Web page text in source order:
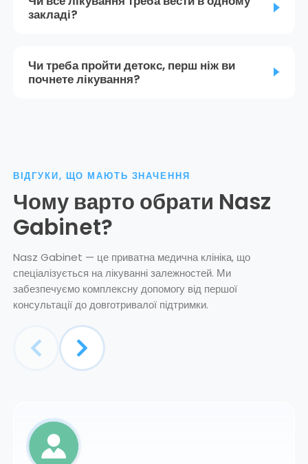
закладі?
Чи треба пройти детокс, перш ніж ви
почнете лікування?
ВІДГУКИ, ЩО МАЮТЬ ЗНАЧЕННЯ
Чому варто обрати Nasz
Gabinet?
Nasz Gabinet — це приватна медична клініка, що
спеціалізується на лікуванні залежностей. Ми
забезпечуємо комплексну допомогу від першої
консультації до довготривалої підтримки.